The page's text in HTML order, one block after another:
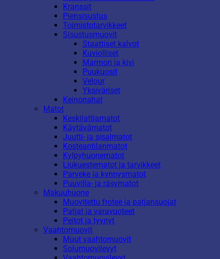
Kranssit
Piensisustus
Toimistotarvikkeet
Sisustusmuovit
Staattiset kalvot
Kuviolliset
Marmori ja kivi
Puukuosit
Velour
Yksiväriset
Keinonahat
Matot
Keskilattiamatot
Käytävämatot
Juutti- ja sisalmatot
Kosteantilanmatot
Kylpyhuonematot
Liukuestematot ja tarvikkeet
Parveke ja kynnysmatot
Puuvilla- ja räsymatot
Makuuhuone
Muovitettu frotee ja patjansuojat
Patjat ja varavuoteet
Peitot ja tyynyt
Vaahtomuovit
Muut vaahtomuovit
Solumuovilevyt